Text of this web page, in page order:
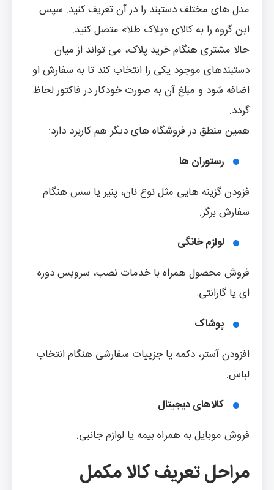
مدل های مختلف دستبند را در آن تعریف کنید. سپس
این گروه را به کالای «پلاک طلا» متصل کنید.
حالا مشتری هنگام خرید پلاک، می تواند از میان
دستبندهای موجود یکی را انتخاب کند تا به سفارش او
اضافه شود و مبلغ آن به صورت خودکار در فاکتور لحاظ
گردد.
همین منطق در فروشگاه های دیگر هم کاربرد دارد:
رستوران ها
فزودن گزینه هایی مثل نوع نان، پنیر یا سس هنگام
سفارش برگر.
لوازم خانگی
فروش محصول همراه با خدمات نصب، سرویس دوره
ای یا گارانتی.
پوشاک
افزودن آستر، دکمه یا جزییات سفارشی هنگام انتخاب
لباس.
کالاهای دیجیتال
فروش موبایل به همراه بیمه یا لوازم جانبی.
مراحل تعریف کالا مکمل